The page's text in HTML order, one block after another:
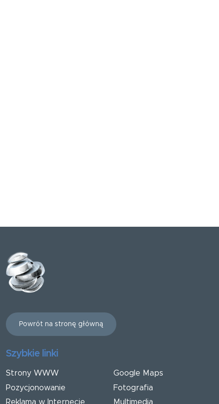
Powrót na stronę główną
Szybkie linki
Strony WWW
Pozycjonowanie
Reklama w Internecie
Google Maps
Fotografia
Multimedia